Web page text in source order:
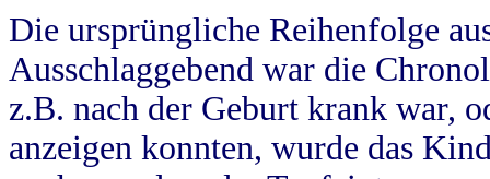
Die ursprüngliche Reihenfolge
Ausschlaggebend war die
z.B. nach der Geburt krank war,
anzeigen konnten, wurde das